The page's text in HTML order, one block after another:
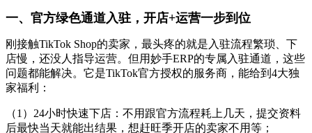
一、官方绿色通道入驻，开店+运营一步到位
刚接触TikTok Shop的卖家，最头疼的就是入驻流程繁琐、下
店慢，还没人指导运营。但用妙手ERP的专属入驻通道，这些
问题都能解决。 它是TikTok官方授权的服务商，能给到4大独
家福利：
（1 ） 24小时快速下店：不用跟官方流程耗上几天，提交资料
后最快当天就能出结果，想赶旺季开店的卖家不用等；